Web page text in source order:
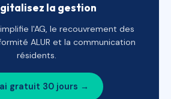
la gestion
l'AG, le recouvrement des
ALUR et la communication
résidents.
gratuit 30 jours →